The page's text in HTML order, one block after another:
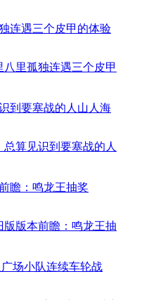
连遇三个皮甲的体验
到要塞战的人山人海
瞻：鸣龙王抽奖
广场小队连续车轮战